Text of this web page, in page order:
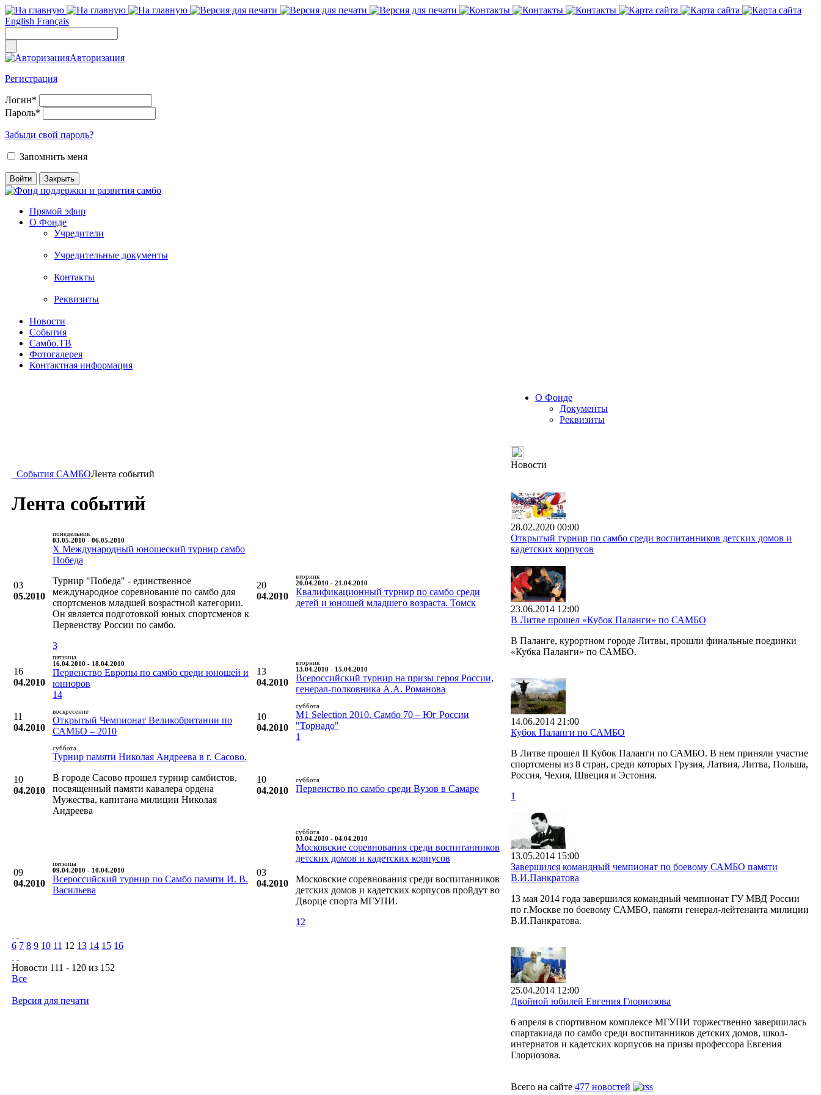
English Français
Авторизация
Регистрация
Логин*
Пароль*
Забыли свой пароль?
Запомнить меня
Прямой эфир
О Фонде
Учредители
Учредительные документы
Контакты
Реквизиты
Новости
События
Самбо.ТВ
Фотогалерея
Контактная информация
События САМБОЛента событий
Лента событий
03
05.2010
понедельник
03.05.2010 - 06.05.2010
X Международный юношеский турнир самбо
Победа
Турнир "Победа" - единственное
международное соревнование по самбо для
спортсменов младшей возрастной категории.
Он является подготовкой юных спортсменов к
Первенству России по самбо.
3
20
04.2010
вторник
20.04.2010 - 21.04.2010
Квалификационный турнир по самбо среди
детей и юношей младшего возраста. Томск
16
04.2010
пятница
16.04.2010 - 18.04.2010
Первенство Европы по самбо среди юношей и
юниоров
14
13
04.2010
вторник
13.04.2010 - 15.04.2010
Всероссийский турнир на призы героя России,
генерал-полковника А.А. Романова
11
04.2010
воскресение
Открытый Чемпионат Великобритании по
САМБО – 2010
10
04.2010
суббота
M1 Selection 2010. Самбо 70 – Юг России
"Торнадо"
1
10
04.2010
суббота
Турнир памяти Николая Андреева в г. Сасово.
В городе Сасово прошел турнир самбистов,
посвященный памяти кавалера ордена
Мужества, капитана милиции Николая
Андреева
10
04.2010
суббота
Первенство по самбо среди Вузов в Самаре
09
04.2010
пятница
09.04.2010 - 10.04.2010
Всероссийский турнир по Самбо памяти И. В.
Васильева
03
04.2010
суббота
03.04.2010 - 04.04.2010
Московские соревнования среди воспитанников
детских домов и кадетских корпусов
Московские соревнования среди воспитанников
детских домов и кадетских корпусов пройдут во
Дворце спорта МГУПИ.
12
6 7 8 9 10 11 12 13 14 15 16
Новости 111 - 120 из 152
Все
Версия для печати
О Фонде
Документы
Реквизиты
Новости
28.02.2020 00:00
Открытый турнир по самбо среди воспитанников детских домов и
кадетских корпусов
23.06.2014 12:00
В Литве прошел «Кубок Паланги» по САМБО
В Паланге, курортном городе Литвы, прошли финальные поединки
«Кубка Паланги» по САМБО.
14.06.2014 21:00
Кубок Паланги по САМБО
В Литве прошел II Кубок Паланги по САМБО. В нем приняли участие
спортсмены из 8 стран, среди которых Грузия, Латвия, Литва, Польша,
Россия, Чехия, Швеция и Эстония.
1
13.05.2014 15:00
Завершился командный чемпионат по боевому САМБО памяти
В.И.Панкратова
13 мая 2014 года завершился командный чемпионат ГУ МВД России
по г.Москве по боевому САМБО, памяти генерал-лейтенанта милиции
В.И.Панкратова.
25.04.2014 12:00
Двойной юбилей Евгения Глориозова
6 апреля в спортивном комплексе МГУПИ торжественно завершилась
спартакиада по самбо среди воспитанников детских домов, школ-
интернатов и кадетских корпусов на призы профессора Евгения
Глориозова.
Всего на сайте 477 новостей